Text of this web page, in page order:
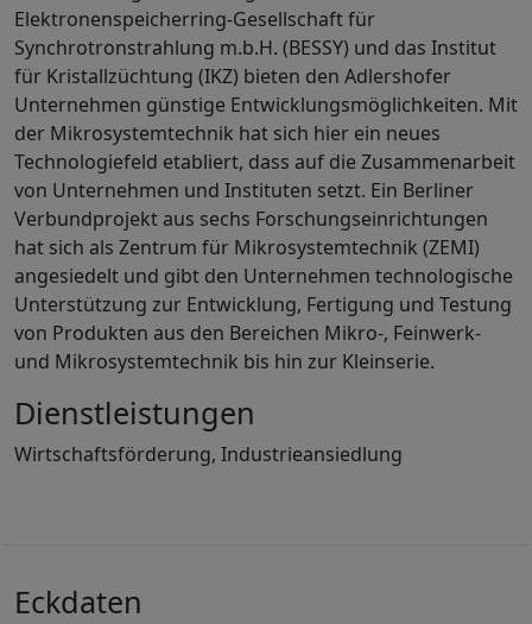
Elektronenspeicherring-Gesellschaft für
Synchrotronstrahlung m.b.H. (BESSY) und das Institut
für Kristallzüchtung (IKZ) bieten den Adlershofer
Unternehmen günstige Entwicklungsmöglichkeiten. Mit
der Mikrosystemtechnik hat sich hier ein neues
Technologiefeld etabliert, dass auf die Zusammenarbeit
von Unternehmen und Instituten setzt. Ein Berliner
Verbundprojekt aus sechs Forschungseinrichtungen
hat sich als Zentrum für Mikrosystemtechnik (ZEMI)
angesiedelt und gibt den Unternehmen technologische
Unterstützung zur Entwicklung, Fertigung und Testung
von Produkten aus den Bereichen Mikro-, Feinwerk-
und Mikrosystemtechnik bis hin zur Kleinserie.
Dienstleistungen
Wirtschaftsförderung, Industrieansiedlung
Eckdaten